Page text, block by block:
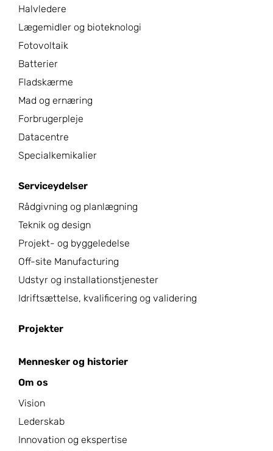
Halvledere
Lægemidler og bioteknologi
Fotovoltaik
Batterier
Fladskærme
Mad og ernæring
Forbrugerpleje
Datacentre
Specialkemikalier
Serviceydelser
Rådgivning og planlægning
Teknik og design
Projekt- og byggeledelse
Off-site Manufacturing
Udstyr og installationstjenester
Idriftsættelse, kvalificering og validering
Projekter
Mennesker og historier
Om os
Vision
Lederskab
Innovation og ekspertise